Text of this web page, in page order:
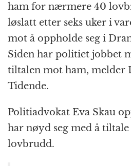
ham for nærmere 40
løslatt etter seks uker i
mot å oppholde seg i
Siden har politiet jobbet
tiltalen mot ham, melder
Tidende.
Politiadvokat Eva Skau
har nøyd seg med å
lovbrudd.